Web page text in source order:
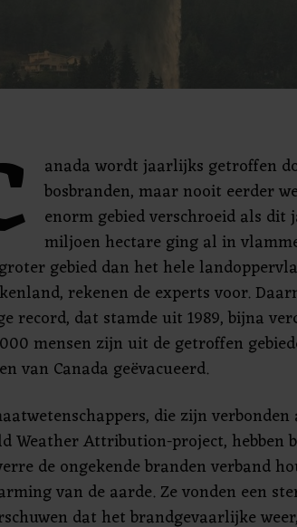
anada wordt jaarlijks getroffen
bosbranden, maar nooit eerder
enorm gebied verschroeid als dit
miljoen hectare ging al in
gebied dan het hele
rekenen de experts voor.
record, dat stamde uit 1989, bijna
mensen zijn uit de getroffen
van Canada geëvacueerd.
die zijn verbonden
Weather Attribution-project, hebben
de ongekende branden verband
van de aarde. Ze vonden een
dat het brandgevaarlijke